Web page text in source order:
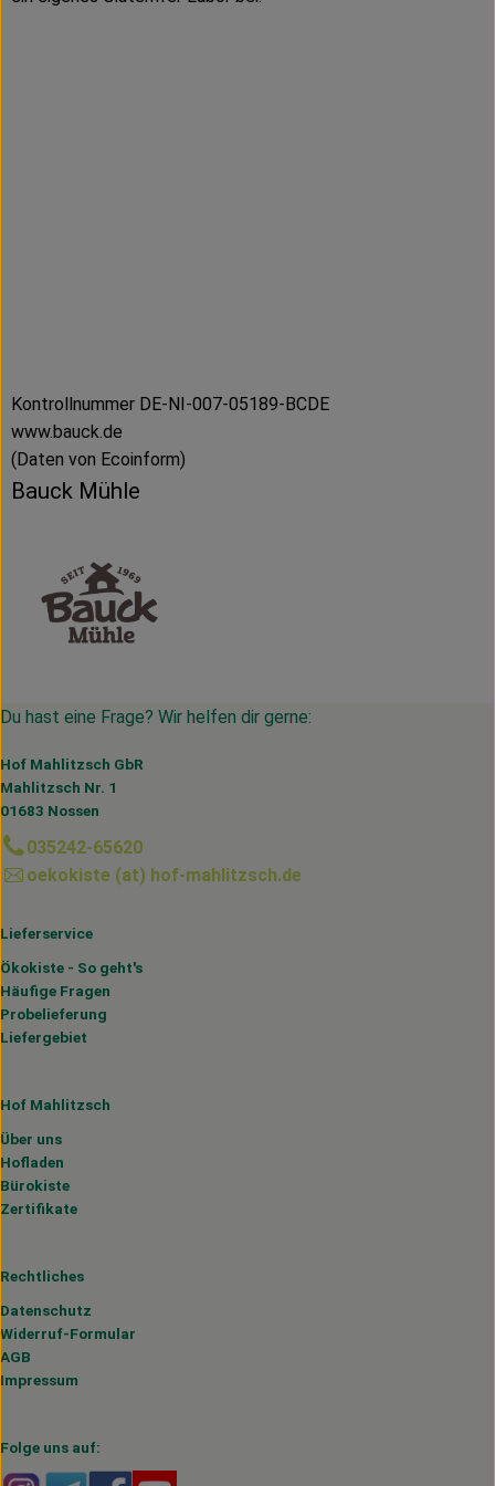
Kontrollnummer DE-NI-007-05189-BCDE
www.bauck.de
(Daten von Ecoinform)
Bauck Mühle
Du hast eine Frage? Wir helfen dir gerne:
Hof Mahlitzsch GbR
Mahlitzsch Nr. 1
01683 Nossen
035242-65620
oekokiste (at) hof-mahlitzsch.de
Lieferservice
Ökokiste - So geht's
Häufige Fragen
Probelieferung
Liefergebiet
Hof Mahlitzsch
Über uns
Hofladen
Bürokiste
Zertifikate
Rechtliches
Datenschutz
Widerruf-Formular
AGB
Impressum
Folge uns auf: